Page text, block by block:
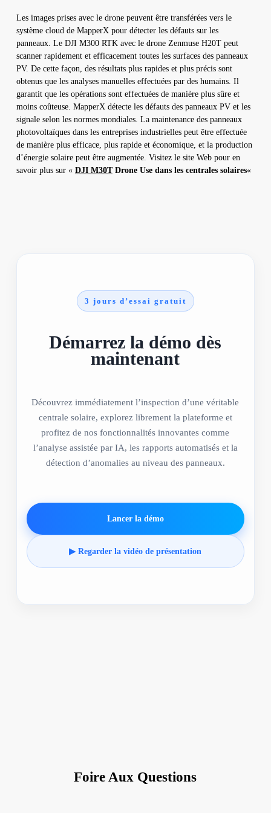
Les images prises avec le drone peuvent être transférées vers le
système cloud de MapperX pour détecter les défauts sur les
panneaux. Le DJI M300 RTK avec le drone Zenmuse H20T peut
scanner rapidement et efficacement toutes les surfaces des panneaux
PV. De cette façon, des résultats plus rapides et plus précis sont
obtenus que les analyses manuelles effectuées par des humains. Il
garantit que les opérations sont effectuées de manière plus sûre et
moins coûteuse. MapperX détecte les défauts des panneaux PV et les
signale selon les normes mondiales. La maintenance des panneaux
photovoltaïques dans les entreprises industrielles peut être effectuée
de manière plus efficace, plus rapide et économique, et la production
d’énergie solaire peut être augmentée. Visitez le site Web pour en
savoir plus sur « DJI M30TDrone Use dans les centrales solaires«
3 jours d’essai gratuit
Démarrez la démo dès
maintenant
Découvrez immédiatement l’inspection d’une véritable
centrale solaire, explorez librement la plateforme et
profitez de nos fonctionnalités innovantes comme
l’analyse assistée par IA, les rapports automatisés et la
détection d’anomalies au niveau des panneaux.
Lancer la démo
▶ Regarder la vidéo de présentation
Foire Aux Questions